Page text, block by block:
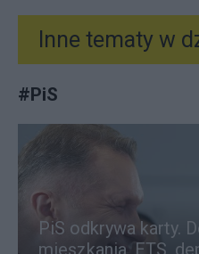
Inne tematy w
#PiS
PiS odkrywa karty.
mieszkania, ETS,